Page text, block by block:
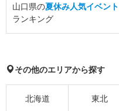
山口県の夏休み人気イベント
ランキング
その他のエリアから探す
北海道 東北